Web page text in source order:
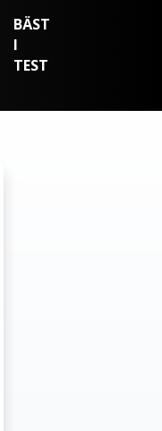
BÄST
I
TEST